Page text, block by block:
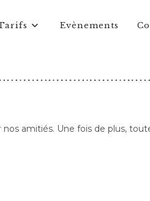
Evènements
amitiés. Une fois de plus,